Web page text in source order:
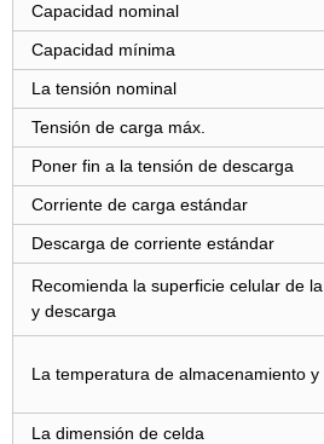
Capacidad nominal
Capacidad mínima
La tensión nominal
Tensión de carga máx.
Poner fin a la tensión de descarga
Corriente de carga estándar
Descarga de corriente estándar
Recomienda la superficie celular de
y descarga
La temperatura de almacenamiento y
La dimensión de celda